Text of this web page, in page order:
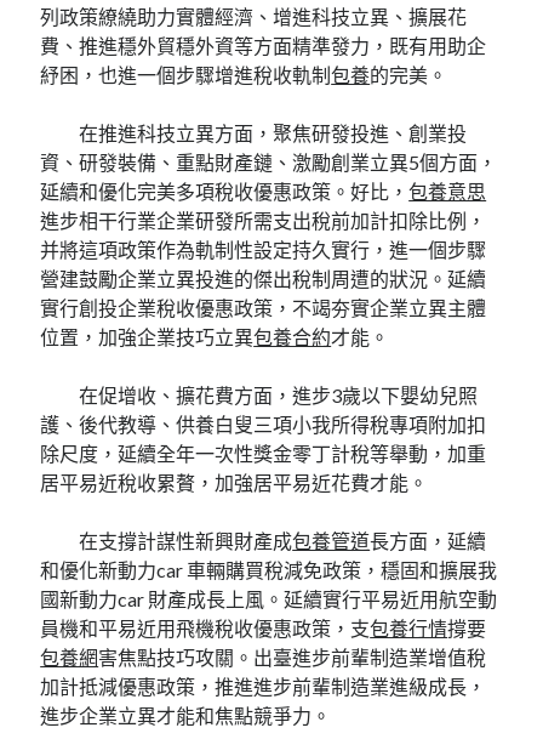
列政策繚繞助力實體經濟、增進科技立異、擴展花
費、推進穩外貿穩外資等方面精準發力，既有用助企
紓困，也進一個步驟增進稅收軌制包養的完美。
在推進科技立異方面，聚焦研發投進、創業投
資、研發裝備、重點財產鏈、激勵創業立異5個方面，
延續和優化完美多項稅收優惠政策。好比，包養意思
進步相干行業企業研發所需支出稅前加計扣除比例，
并將這項政策作為軌制性設定持久實行，進一個步驟
營建鼓勵企業立異投進的傑出稅制周遭的狀況。延續
實行創投企業稅收優惠政策，不竭夯實企業立異主體
位置，加強企業技巧立異包養合約才能。
在促增收、擴花費方面，進步3歲以下嬰幼兒照
護、後代教導、供養白叟三項小我所得稅專項附加扣
除尺度，延續全年一次性獎金零丁計稅等舉動，加重
居平易近稅收累贅，加強居平易近花費才能。
在支撐計謀性新興財產成包養管道長方面，延續
和優化新動力car 車輛購買稅減免政策，穩固和擴展我
國新動力car 財產成長上風。延續實行平易近用航空動
員機和平易近用飛機稅收優惠政策，支包養行情撐要
包養網害焦點技巧攻關。出臺進步前輩制造業增值稅
加計抵減優惠政策，推進進步前輩制造業進級成長，
進步企業立異才能和焦點競爭力。